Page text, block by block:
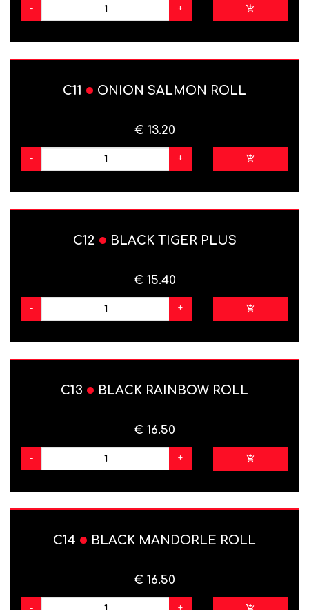
- +
C11 ONION SALMON ROLL
€ 13.20
- +
C12 BLACK TIGER PLUS
€ 15.40
- +
C13 BLACK RAINBOW ROLL
€ 16.50
- +
C14 BLACK MANDORLE ROLL
€ 16.50